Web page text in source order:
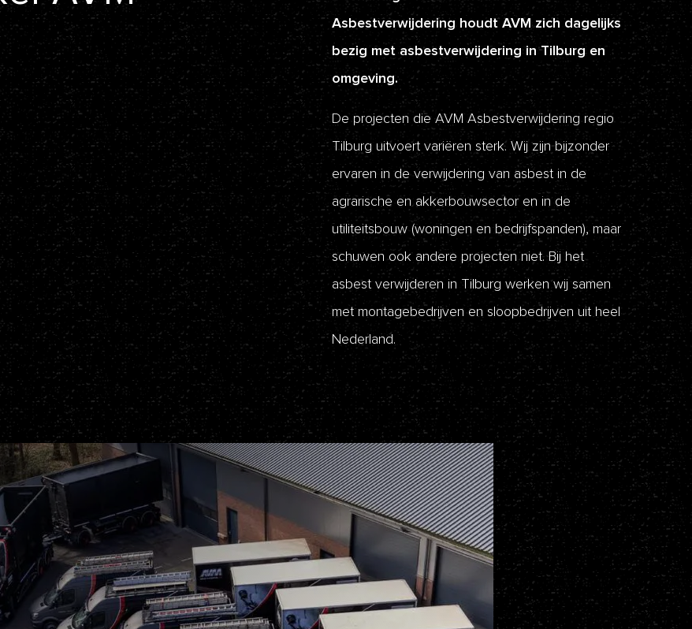
Asbestverwijdering houdt AVM zich dagelijks
bezig met asbestverwijdering in Tilburg en
omgeving.
De projecten die AVM Asbestverwijdering regio
Tilburg uitvoert variëren sterk. Wij zijn bijzonder
ervaren in de verwijdering van asbest in de
agrarische en akkerbouwsector en in de
utiliteitsbouw (woningen en bedrijfspanden), maar
schuwen ook andere projecten niet. Bij het
asbest verwijderen in Tilburg werken wij samen
met montagebedrijven en sloopbedrijven uit heel
Nederland.